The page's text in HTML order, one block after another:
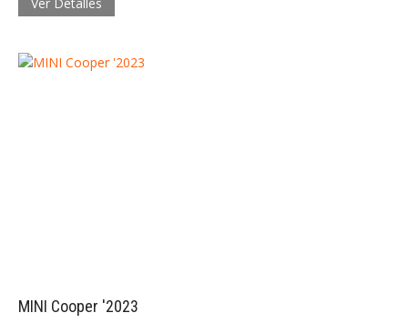
MINI Cooper '2023